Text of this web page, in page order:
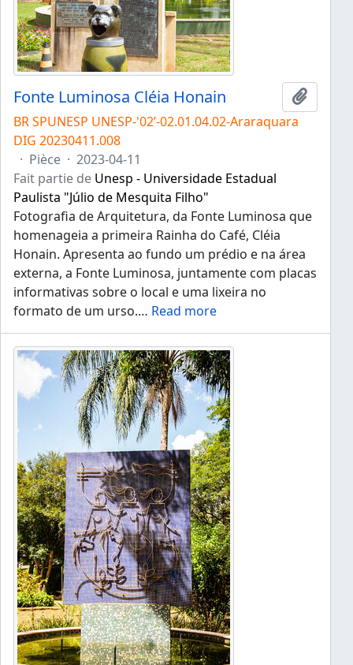
Fonte Luminosa Cléia Honain
Ajouter
BR SPUNESP UNESP-'02’-02.01.04.02-Araraquara
DIG 20230411.008
· Pièce · 2023-04-11
Fait partie de Unesp - Universidade Estadual
Paulista "Júlio de Mesquita Filho"
Fotografia de Arquitetura, da Fonte Luminosa que
homenageia a primeira Rainha do Café, Cléia
Honain. Apresenta ao fundo um prédio e na área
externa, a Fonte Luminosa, juntamente com placas
informativas sobre o local e uma lixeira no
formato de um urso.… Read more